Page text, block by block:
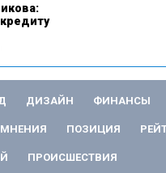
ДИЗАЙН ФИНАНСЫ
МНЕНИЯ ПОЗИЦИЯ
ПРОИСШЕСТВИЯ